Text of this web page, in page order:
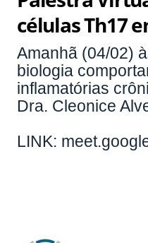
células Th17
Amanhã (04/02)
biologia
inflamatórias
Dra. Cleonice
LINK: